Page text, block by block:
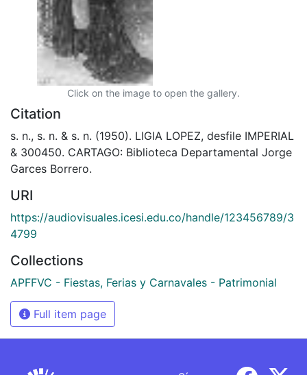
Click on the image to open the gallery.
Citation
s. n., s. n. & s. n. (1950). LIGIA LOPEZ, desfile IMPERIAL
& 300450. CARTAGO: Biblioteca Departamental Jorge
Garces Borrero.
URI
https://audiovisuales.icesi.edu.co/handle/123456789/3
4799
Collections
APFFVC - Fiestas, Ferias y Carnavales - Patrimonial
Full item page